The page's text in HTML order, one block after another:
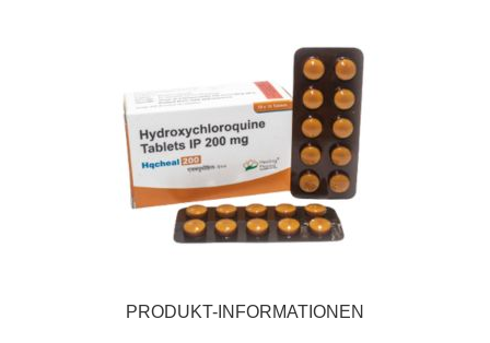
PRODUKT-INFORMATIONEN